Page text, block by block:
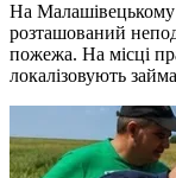
На Малашівецькому
розташований
пожежа. На місці
локалізовують